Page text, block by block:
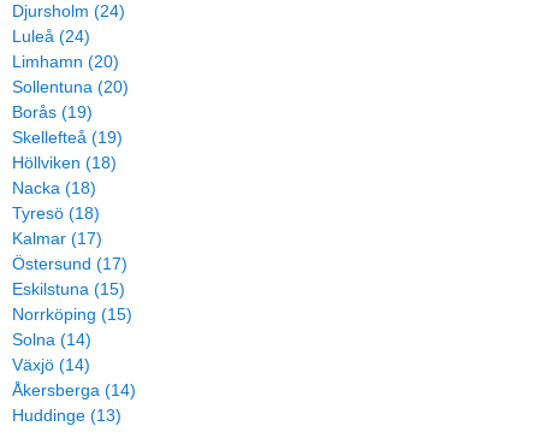
Djursholm (24)
Luleå (24)
Limhamn (20)
Sollentuna (20)
Borås (19)
Skellefteå (19)
Höllviken (18)
Nacka (18)
Tyresö (18)
Kalmar (17)
Östersund (17)
Eskilstuna (15)
Norrköping (15)
Solna (14)
Växjö (14)
Åkersberga (14)
Huddinge (13)